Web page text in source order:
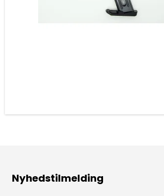
Nyhedstilmelding